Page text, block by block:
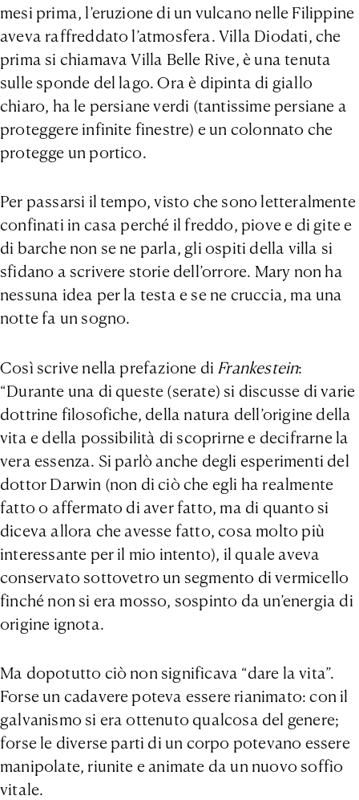
mesi prima, l’eruzione di un vulcano nelle Filippine
aveva raffreddato l’atmosfera. Villa Diodati, che
prima si chiamava Villa Belle Rive, è una tenuta
sulle sponde del lago. Ora è dipinta di giallo
chiaro, ha le persiane verdi (tantissime persiane a
proteggere infinite finestre) e un colonnato che
protegge un portico.
Per passarsi il tempo, visto che sono letteralmente
confinati in casa perché il freddo, piove e di gite e
di barche non se ne parla, gli ospiti della villa si
sfidano a scrivere storie dell’orrore. Mary non ha
nessuna idea per la testa e se ne cruccia, ma una
notte fa un sogno.
Così scrive nella prefazione di Frankestein:
“Durante una di queste (serate) si discusse di varie
dottrine filosofiche, della natura dell’origine della
vita e della possibilità di scoprirne e decifrarne la
vera essenza. Si parlò anche degli esperimenti del
dottor Darwin (non di ciò che egli ha realmente
fatto o affermato di aver fatto, ma di quanto si
diceva allora che avesse fatto, cosa molto più
interessante per il mio intento), il quale aveva
conservato sottovetro un segmento di vermicello
finché non si era mosso, sospinto da un’energia di
origine ignota.
Ma dopotutto ciò non significava “dare la vita”.
Forse un cadavere poteva essere rianimato: con il
galvanismo si era ottenuto qualcosa del genere;
forse le diverse parti di un corpo potevano essere
manipolate, riunite e animate da un nuovo soffio
vitale.